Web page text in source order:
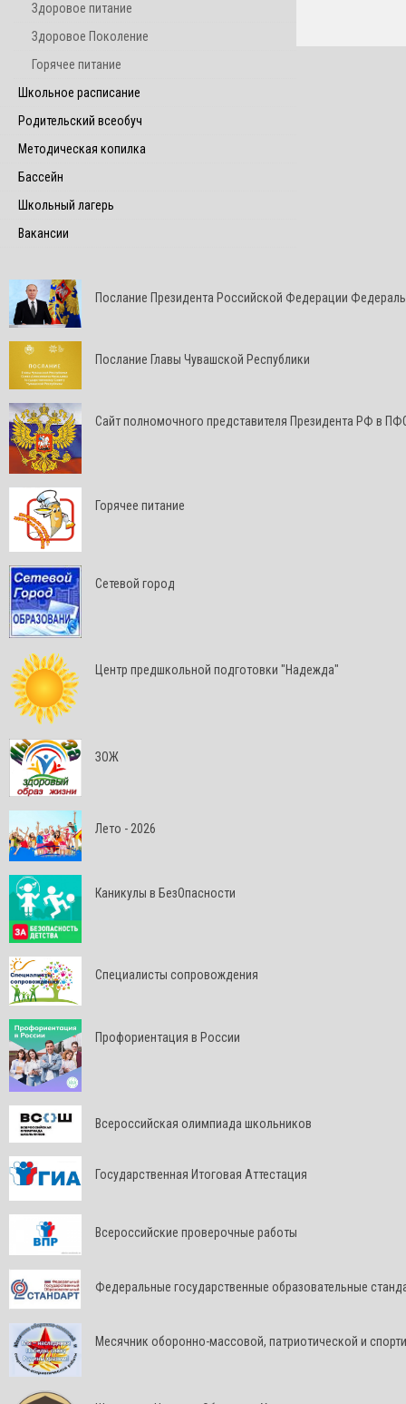
Здоровое питание
Здоровое Поколение
Горячее питание
Школьное расписание
Родительский всеобуч
Методическая копилка
Бассейн
Школьный лагерь
Вакансии
Послание Президента Российской Федерации
Послание Главы Чувашской Республики
Cайт полномочного представителя Президента РФ в
Горячее питание
Сетевой город
Центр предшкольной подготовки "Надежда"
ЗОЖ
Лето - 2026
Каникулы в БезОпасности
Специалисты сопровождения
Профориентация в России
Всероссийская олимпиада школьников
Государственная Итоговая Аттестация
Всероссийские проверочные работы
Федеральные государственные образовательные
Месячник оборонно-массовой, патриотической и